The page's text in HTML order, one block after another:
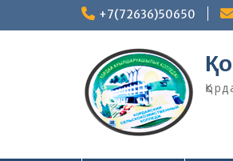
+7(72636)50650